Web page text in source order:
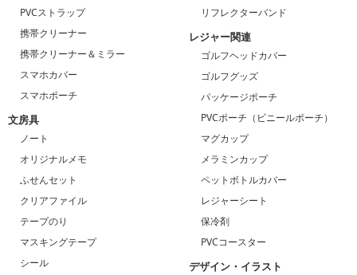
PVCストラップ
携帯クリーナー
携帯クリーナー＆ミラー
スマホカバー
スマホポーチ
文房具
ノート
オリジナルメモ
ふせんセット
クリアファイル
テープのり
マスキングテープ
シール
リフレクターバンド
レジャー関連
ゴルフヘッドカバー
ゴルフグッズ
パッケージポーチ
PVCポーチ（ビニールポーチ）
マグカップ
メラミンカップ
ペットボトルカバー
レジャーシート
保冷剤
PVCコースター
デザイン・イラスト